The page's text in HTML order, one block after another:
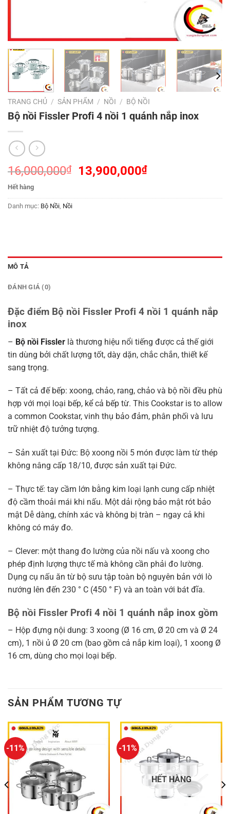
TRANG CHỦ / SẢN PHẨM / NỒI / BỘ NỒI
Bộ nồi Fissler Profi 4 nồi 1 quánh nắp inox
16,000,000₫
Giá
là:
13,900,000₫Giá
tại
Hết hàng
Danh mục: Bộ Nồi, Nồi
MÔ TẢ
ĐÁNH GIÁ (0)
Đặc điểm Bộ nồi Fissler Profi 4 nồi 1 quánh nắp
inox
– Bộ nồi Fissler là thương hiệu nổi tiếng được cả thế giới
tin dùng bởi chất lượng tốt, dày dặn, chắc chắn, thiết kế
sang trọng.
– Tất cả đế bếp: xoong, chảo, rang, chảo và bộ nồi đều phù
hợp với mọi loại bếp, kể cả bếp từ. This Cookstar is to allow
a common Cookstar, vinh thụ bảo đảm, phân phối và lưu
trữ nhiệt độ tưởng tượng.
– Sản xuất tại Đức: Bộ xoong nồi 5 món được làm từ thép
không nâng cấp 18/10, được sản xuất tại Đức.
– Thực tế: tay cầm lớn bằng kim loại lạnh cung cấp nhiệt
độ cầm thoải mái khi nấu. Một dải rộng bảo mật rót bảo
mật Dễ dàng, chính xác và không bị tràn – ngay cả khi
không có máy đo.
– Clever: một thang đo lường của nồi nấu và xoong cho
phép định lượng thực tế mà không cần phải đo lường.
Dụng cụ nấu ăn từ bộ sưu tập toàn bộ nguyên bản với lò
nướng lên đến 230 ° C (450 ° F) và an toàn với bát đĩa.
Bộ nồi Fissler Profi 4 nồi 1 quánh nắp inox gồm
– Hộp đựng nội dung: 3 xoong (Ø 16 cm, Ø 20 cm và Ø 24
cm), 1 nồi ủ Ø 20 cm (bao gồm cả nắp kim loại), 1 xoong Ø
16 cm, dùng cho mọi loại bếp.
SẢN PHẨM TƯƠNG TỰ
-11% -11%
HẾT HÀNG